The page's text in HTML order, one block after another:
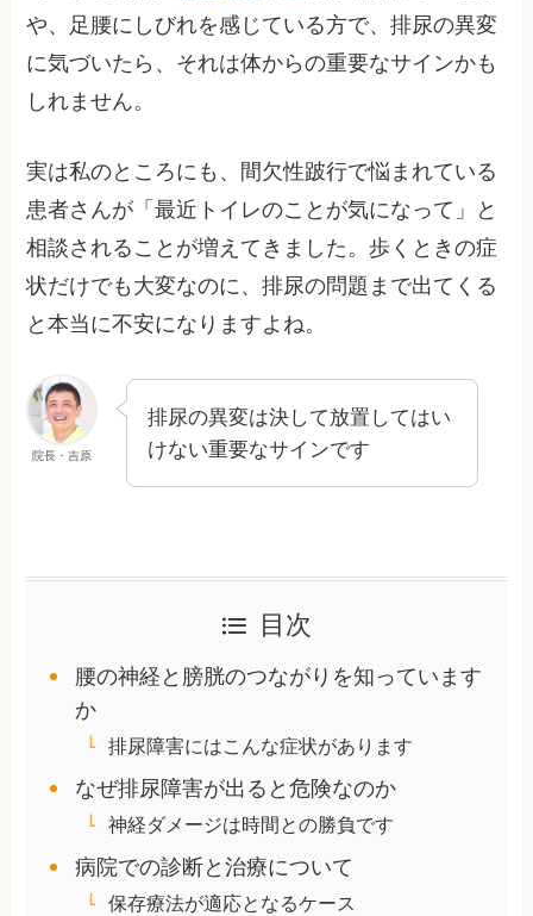
や、足腰にしびれを感じている方で、排尿の異変
に気づいたら、それは体からの重要なサインかも
しれません。
実は私のところにも、間欠性跛行で悩まれている
患者さんが「最近トイレのことが気になって」と
相談されることが増えてきました。歩くときの症
状だけでも大変なのに、排尿の問題まで出てくる
と本当に不安になりますよね。
院長・吉原
排尿の異変は決して放置してはい
けない重要なサインです
目次
腰の神経と膀胱のつながりを知っています
か
排尿障害にはこんな症状があります
なぜ排尿障害が出ると危険なのか
神経ダメージは時間との勝負です
病院での診断と治療について
保存療法が適応となるケース